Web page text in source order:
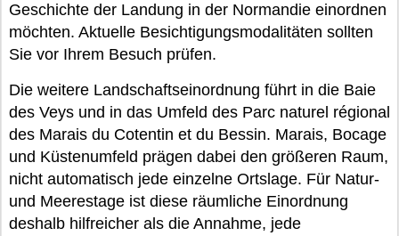
Geschichte der Landung in der Normandie einordnen
möchten. Aktuelle Besichtigungsmodalitäten sollten
Sie vor Ihrem Besuch prüfen.
Die weitere Landschaftseinordnung führt in die Baie
des Veys und in das Umfeld des Parc naturel régional
des Marais du Cotentin et du Bessin. Marais, Bocage
und Küstenumfeld prägen dabei den größeren Raum,
nicht automatisch jede einzelne Ortslage. Für Natur-
und Meerestage ist diese räumliche Einordnung
deshalb hilfreicher als die Annahme, jede